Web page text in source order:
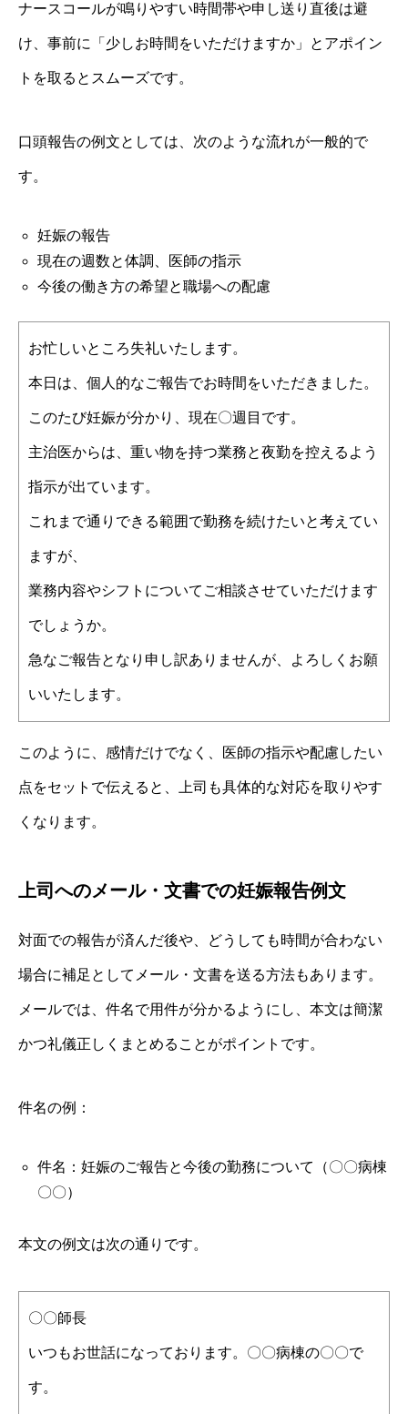
ナースコールが鳴りやすい時間帯や申し送り直後は避
け、事前に「少しお時間をいただけますか」とアポイン
トを取るとスムーズです。
口頭報告の例文としては、次のような流れが一般的で
す。
妊娠の報告
現在の週数と体調、医師の指示
今後の働き方の希望と職場への配慮
お忙しいところ失礼いたします。
本日は、個人的なご報告でお時間をいただきました。
このたび妊娠が分かり、現在〇週目です。
主治医からは、重い物を持つ業務と夜勤を控えるよう
指示が出ています。
これまで通りできる範囲で勤務を続けたいと考えてい
ますが、
業務内容やシフトについてご相談させていただけます
でしょうか。
急なご報告となり申し訳ありませんが、よろしくお願
いいたします。
このように、感情だけでなく、医師の指示や配慮したい
点をセットで伝えると、上司も具体的な対応を取りやす
くなります。
上司へのメール・文書での妊娠報告例文
対面での報告が済んだ後や、どうしても時間が合わない
場合に補足としてメール・文書を送る方法もあります。
メールでは、件名で用件が分かるようにし、本文は簡潔
かつ礼儀正しくまとめることがポイントです。
件名の例：
件名：妊娠のご報告と今後の勤務について（〇〇病棟
〇〇）
本文の例文は次の通りです。
〇〇師長
いつもお世話になっております。〇〇病棟の〇〇で
す。